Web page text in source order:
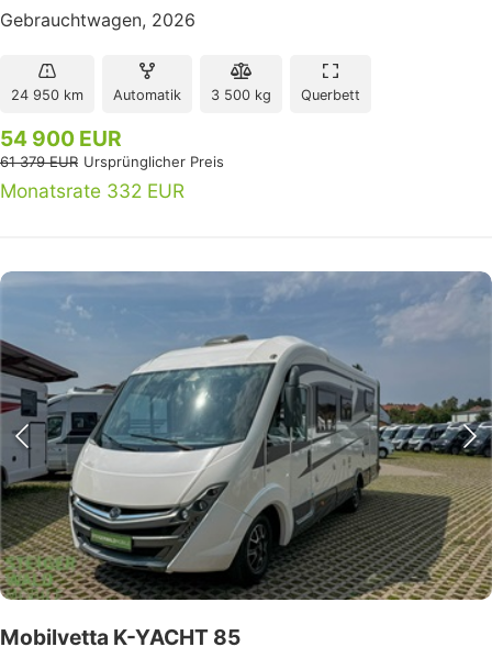
Gebrauchtwagen, 2026
24 950 km Automatik 3 500 kg Querbett
54 900 EUR
61 379 EUR Ursprünglicher Preis
Monatsrate 332 EUR
Mobilvetta K-YACHT 85